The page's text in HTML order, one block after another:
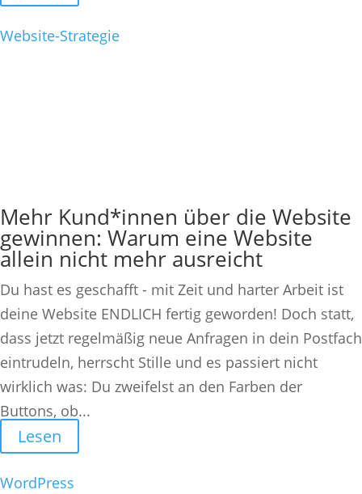
Website-Strategie
Mehr Kund*innen über die Website
gewinnen: Warum eine Website
allein nicht mehr ausreicht
Du hast es geschafft - mit Zeit und harter Arbeit ist
deine Website ENDLICH fertig geworden! Doch statt,
dass jetzt regelmäßig neue Anfragen in dein Postfach
eintrudeln, herrscht Stille und es passiert nicht
wirklich was: Du zweifelst an den Farben der
Buttons, ob...
Lesen
WordPress